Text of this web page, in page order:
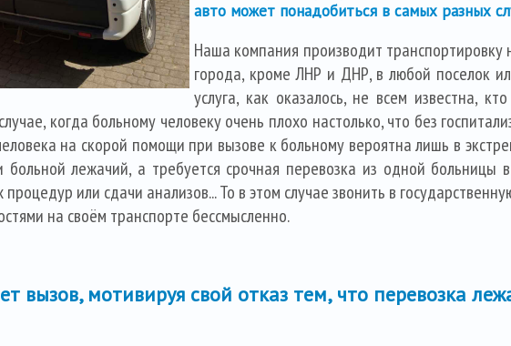
авто может понадобиться в самых разных
Наша компания производит
города, кроме ЛНР и ДНР, в любой поселок
услуга, как оказалось, не всем известна,
когда больному человеку очень плохо настолько, что без
на скорой помощи при вызове к больному вероятна лишь в
больной лежачий, а требуется срочная перевозка из одной больницы
или сдачи анализов... То в этом случае звонить в
на своём транспорте бессмысленно.
вызов, мотивируя свой отказ тем, что перевозка